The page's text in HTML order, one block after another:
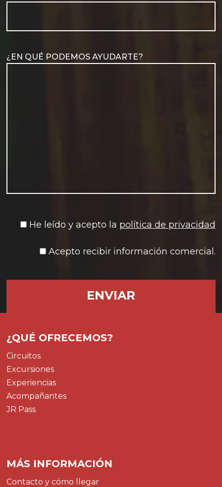
¿EN QUÉ PODEMOS AYUDARTE?
He leído y acepto la política de privacidad
Acepto recibir información comercial.
¿QUÉ OFRECEMOS?
Circuitos
Excursiones
Experiencias
Acompañantes
JR Pass
MÁS INFORMACIÓN
Contacto y cómo llegar